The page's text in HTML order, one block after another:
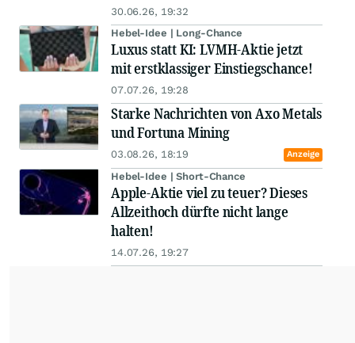
30.06.26, 19:32
Hebel-Idee | Long-Chance
Luxus statt KI: LVMH-Aktie jetzt
mit erstklassiger Einstiegschance!
07.07.26, 19:28
Starke Nachrichten von Axo Metals
und Fortuna Mining
03.08.26, 18:19 Anzeige
Hebel-Idee | Short-Chance
Apple-Aktie viel zu teuer? Dieses
Allzeithoch dürfte nicht lange
halten!
14.07.26, 19:27